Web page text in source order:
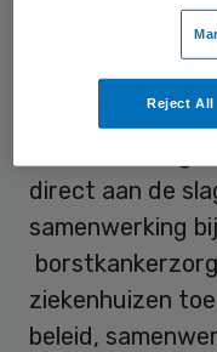
een coöperatie
De coöperatie
samenwerking
direct aan de
samenwerking
ziekenhuizen
beleid,
Reject All